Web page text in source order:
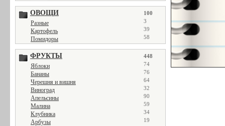
ОВОЩИ 100
Разные 3
Картофель 39
Помидоры 58
ФРУКТЫ 448
Яблоки 74
Бананы 76
Черешня и вишня 64
Виноград 32
Апельсины 90
Малина 59
Клубника 34
Арбузы 19